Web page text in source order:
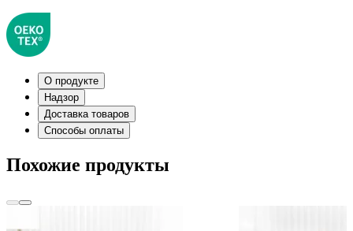
О продукте
Надзор
Доставка товаров
Способы оплаты
Похожие продукты